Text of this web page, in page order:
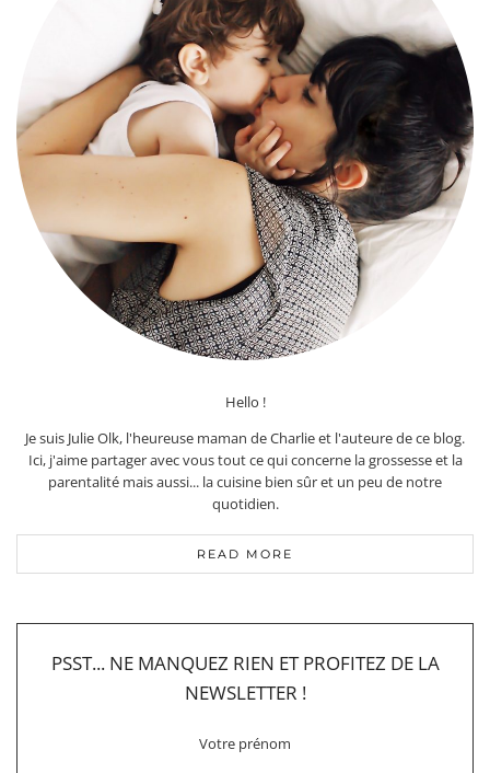
Hello !
Je suis Julie Olk, l'heureuse maman de Charlie et l'auteure de ce blog.
Ici, j'aime partager avec vous tout ce qui concerne la grossesse et la
parentalité mais aussi... la cuisine bien sûr et un peu de notre
quotidien.
READ MORE
PSST... NE MANQUEZ RIEN ET PROFITEZ DE LA
NEWSLETTER !
Votre prénom